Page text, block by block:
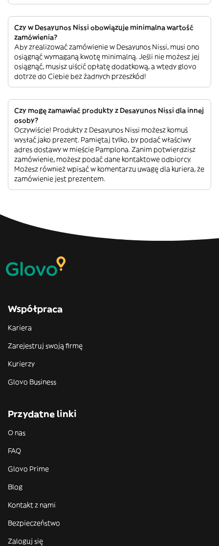
Czy w Desayunos Nissi obowiązuje minimalna wartość
zamówienia?
Aby zrealizować zamówienie w Desayunos Nissi, musi ono
osiągnąć wymaganą kwotę minimalną. Jeśli nie możesz jej
osiągnąć, musisz uiścić opłatę dodatkową, a wtedy glovo
dotrze do Ciebie bez żadnych przeszkód!
Czy mogę zamawiać produkty z Desayunos Nissi dla innej
osoby?
Oczywiście! Produkty z Desayunos Nissi możesz komuś
wysłać jako prezent. Pamiętaj tylko, by podać właściwy
adres dostawy w mieście Pamplona. Zanim potwierdzisz
zamówienie, możesz podać dane kontaktowe odbiorcy.
Możesz również wpisać w komentarzu uwagę dla kuriera, że
zamówienie jest prezentem.
Współpraca
Kariera
Zarejestruj swoją firmę
Kurierzy
Glovo Business
Przydatne linki
O nas
FAQ
Glovo Prime
Blog
Kontakt z nami
Bezpieczeństwo
Zaloguj się